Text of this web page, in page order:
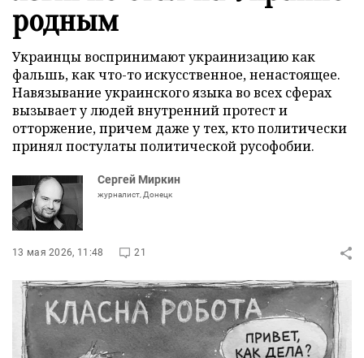
родным
Украинцы воспринимают украинизацию как
фальшь, как что-то искусственное, ненастоящее.
Навязывание украинского языка во всех сферах
вызывает у людей внутренний протест и
отторжение, причем даже у тех, кто политически
принял постулаты политической русофобии.
Сергей Миркин
журналист, Донецк
13 мая 2026, 11:48 21